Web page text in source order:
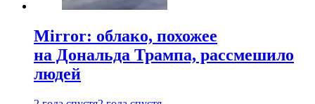
Mirror: облако, похожее
на Дональда Трампа, рассмешило
людей